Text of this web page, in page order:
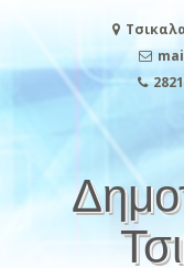
περιεχόμενο